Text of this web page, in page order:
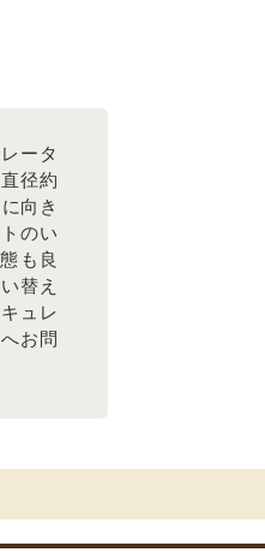
ータ
径約
向き
のい
も良
替え
ュレ
お問